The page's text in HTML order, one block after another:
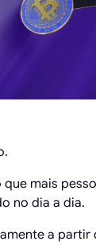
mais
no dia a dia.
a partir